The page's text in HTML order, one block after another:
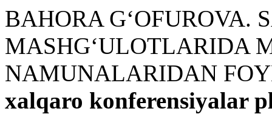
BAHORA G‘OFUROVA.
MASHG‘ULOTLARIDA
NAMUNALARIDAN
xalqaro konferensiyalar